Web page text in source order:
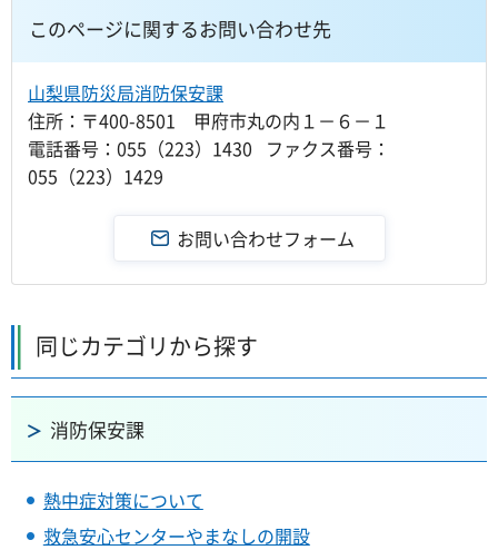
このページに関するお問い合わせ先
山梨県防災局消防保安課
住所：〒400-8501 甲府市丸の内１－６－１
電話番号：055（223）1430 ファクス番号：
055（223）1429
同じカテゴリから探す
消防保安課
熱中症対策について
救急安心センターやまなしの開設